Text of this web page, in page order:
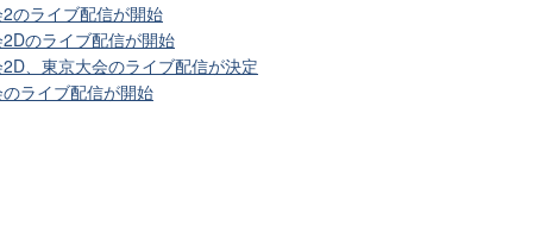
のライブ配信が開始
のライブ配信が開始
、東京大会のライブ配信が決定
ライブ配信が開始